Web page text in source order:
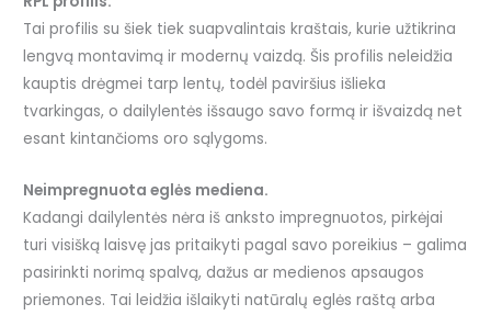
Tai profilis su šiek tiek suapvalintais kraštais, kurie užtikrina
lengvą montavimą ir modernų vaizdą. Šis profilis neleidžia
kauptis drėgmei tarp lentų, todėl paviršius išlieka
tvarkingas, o dailylentės išsaugo savo formą ir išvaizdą net
esant kintančioms oro sąlygoms.
Neimpregnuota eglės mediena.
Kadangi dailylentės nėra iš anksto impregnuotos, pirkėjai
turi visišką laisvę jas pritaikyti pagal savo poreikius – galima
pasirinkti norimą spalvą, dažus ar medienos apsaugos
priemones. Tai leidžia išlaikyti natūralų eglės raštą arba